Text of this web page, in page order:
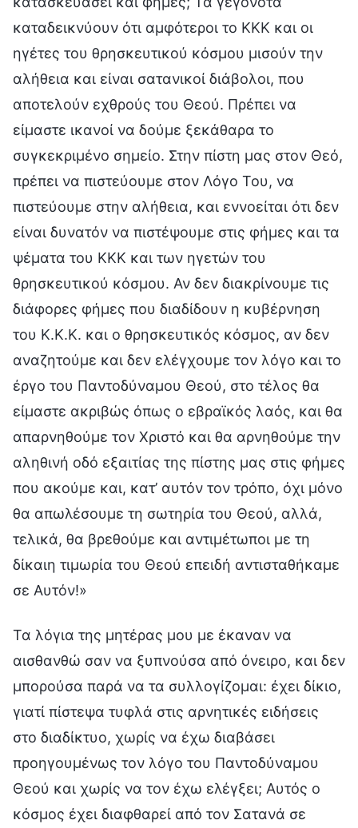
καταδεικνύουν ότι αμφότεροι το ΚΚΚ και οι
ηγέτες του θρησκευτικού κόσμου μισούν την
αλήθεια και είναι σατανικοί διάβολοι, που
αποτελούν εχθρούς του Θεού. Πρέπει να
είμαστε ικανοί να δούμε ξεκάθαρα το
συγκεκριμένο σημείο. Στην πίστη μας στον Θεό,
πρέπει να πιστεύουμε στον Λόγο Του, να
πιστεύουμε στην αλήθεια, και εννοείται ότι δεν
είναι δυνατόν να πιστέψουμε στις φήμες και τα
ψέματα του ΚΚΚ και των ηγετών του
θρησκευτικού κόσμου. Αν δεν διακρίνουμε τις
διάφορες φήμες που διαδίδουν η κυβέρνηση
του Κ.Κ.Κ. και ο θρησκευτικός κόσμος, αν δεν
αναζητούμε και δεν ελέγχουμε τον λόγο και το
έργο του Παντοδύναμου Θεού, στο τέλος θα
είμαστε ακριβώς όπως ο εβραϊκός λαός, και θα
απαρνηθούμε τον Χριστό και θα αρνηθούμε την
αληθινή οδό εξαιτίας της πίστης μας στις φήμες
που ακούμε και, κατ’ αυτόν τον τρόπο, όχι μόνο
θα απωλέσουμε τη σωτηρία του Θεού, αλλά,
τελικά, θα βρεθούμε και αντιμέτωποι με τη
δίκαιη τιμωρία του Θεού επειδή αντισταθήκαμε
σε Αυτόν!»
Τα λόγια της μητέρας μου με έκαναν να
αισθανθώ σαν να ξυπνούσα από όνειρο, και δεν
μπορούσα παρά να τα συλλογίζομαι: έχει δίκιο,
γιατί πίστεψα τυφλά στις αρνητικές ειδήσεις
στο διαδίκτυο, χωρίς να έχω διαβάσει
προηγουμένως τον λόγο του Παντοδύναμου
Θεού και χωρίς να τον έχω ελέγξει; Αυτός ο
κόσμος έχει διαφθαρεί από τον Σατανά σε